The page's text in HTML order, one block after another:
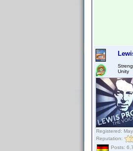
Unity
Registered:
Reputation:
Posts: